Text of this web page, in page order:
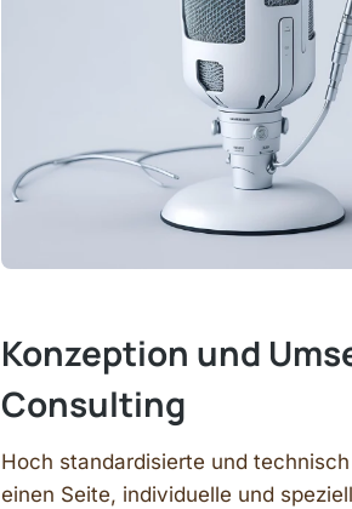
Konzeption und
Consulting
Hoch standardisierte und
einen Seite, individuelle und